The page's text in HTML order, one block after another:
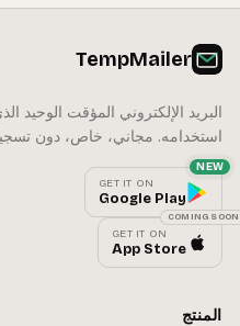
TempMailer
البريد الإلكتروني المؤقت الوحيد
استخدامه. مجاني، خاص، دون
GET IT ON
Google Play
NEW
GET IT ON
App Store
COMING SOON
المنتج